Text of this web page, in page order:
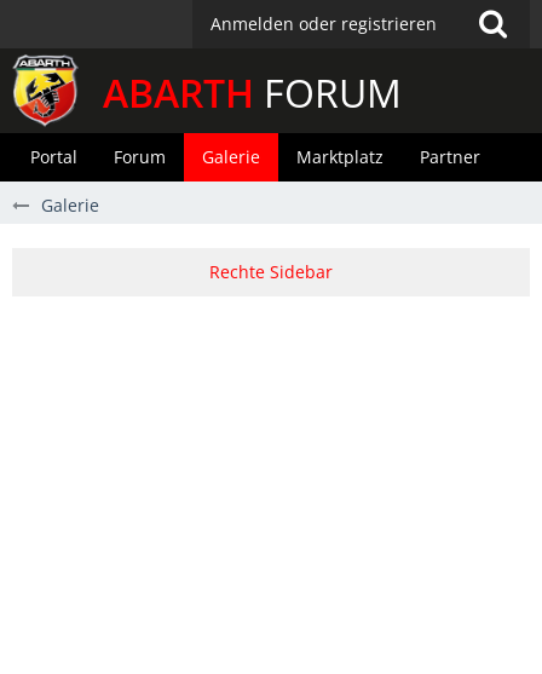
Anmelden oder registrieren
ABARTH FORUM
Portal Forum Galerie Marktplatz Partner
Galerie